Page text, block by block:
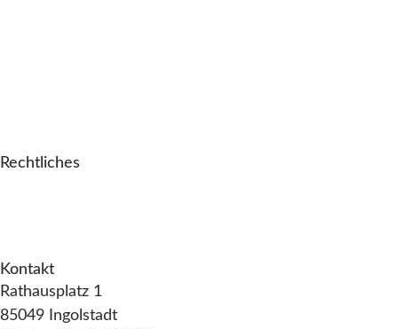
Rechtliches
Kontakt
Rathausplatz 1
85049 Ingolstadt